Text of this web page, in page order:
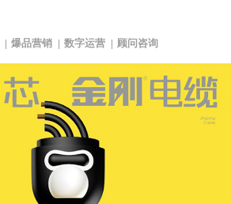
爆品营销 数字运营 顾问咨询